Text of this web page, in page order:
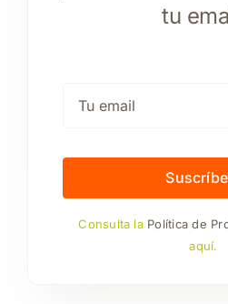
tu
Consulta la Política de
aquí.